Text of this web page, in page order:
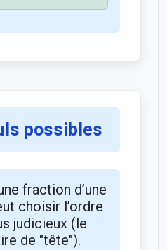
possibles
fraction d’une
choisir l’ordre
judicieux (le
de "tête").